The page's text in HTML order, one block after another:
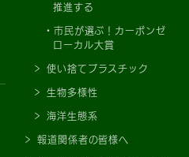
推進する
市民が選ぶ！カーボンゼ
ローカル大賞
使い捨てプラスチック
生物多様性
海洋生態系
報道関係者の皆様へ